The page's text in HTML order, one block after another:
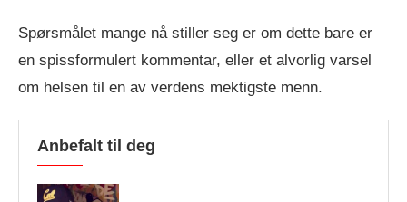
Spørsmålet mange nå stiller seg er om dette bare er
en spissformulert kommentar, eller et alvorlig varsel
om helsen til en av verdens mektigste menn.
Anbefalt til deg